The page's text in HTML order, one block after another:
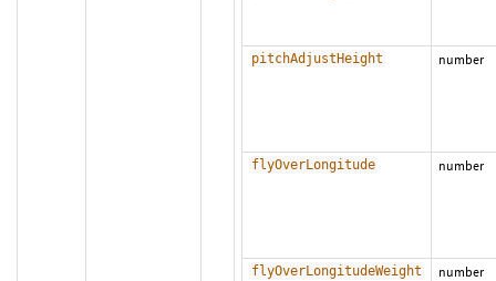
pitchAdjustHeight number
flyOverLongitude number
flyOverLongitudeWeight number